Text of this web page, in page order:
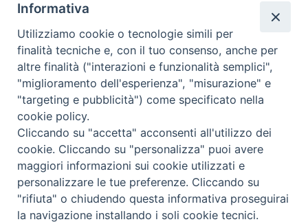
Redazione
Scrivici
Copyright © 2019 - Tutti i diritti riservati - Vita
Trentina Editrice
Privacy Policy
Torna
Informativa
Utilizziamo cookie o tecnologie simili per
finalità tecniche e, con il tuo consenso, anche per
altre finalità ("interazioni e funzionalità semplici",
"miglioramento dell'esperienza", "misurazione" e
"targeting e pubblicità") come specificato nella
cookie policy.
Cliccando su "accetta" acconsenti all'utilizzo dei
cookie. Cliccando su "personalizza" puoi avere
maggiori informazioni sui cookie utilizzati e
personalizzare le tue preferenze. Cliccando su
"rifiuta" o chiudendo questa informativa proseguirai
la navigazione installando i soli cookie tecnici.